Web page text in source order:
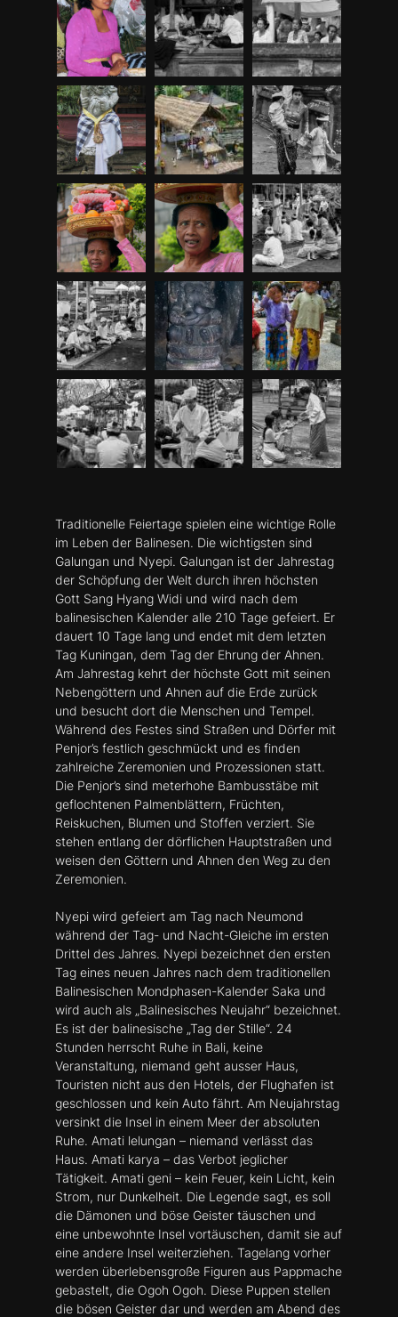
Traditionelle Feiertage spielen eine wichtige Rolle
im Leben der Balinesen. Die wichtigsten sind
Galungan und Nyepi. Galungan ist der Jahrestag
der Schöpfung der Welt durch ihren höchsten
Gott Sang Hyang Widi und wird nach dem
balinesischen Kalender alle 210 Tage gefeiert. Er
dauert 10 Tage lang und endet mit dem letzten
Tag Kuningan, dem Tag der Ehrung der Ahnen.
Am Jahrestag kehrt der höchste Gott mit seinen
Nebengöttern und Ahnen auf die Erde zurück
und besucht dort die Menschen und Tempel.
Während des Festes sind Straßen und Dörfer mit
Penjor’s festlich geschmückt und es finden
zahlreiche Zeremonien und Prozessionen statt.
Die Penjor’s sind meterhohe Bambusstäbe mit
geflochtenen Palmenblättern, Früchten,
Reiskuchen, Blumen und Stoffen verziert. Sie
stehen entlang der dörflichen Hauptstraßen und
weisen den Göttern und Ahnen den Weg zu den
Zeremonien.
Nyepi wird gefeiert am Tag nach Neumond
während der Tag- und Nacht-Gleiche im ersten
Drittel des Jahres. Nyepi bezeichnet den ersten
Tag eines neuen Jahres nach dem traditionellen
Balinesischen Mondphasen-Kalender Saka und
wird auch als „Balinesisches Neujahr“ bezeichnet.
Es ist der balinesische „Tag der Stille“. 24
Stunden herrscht Ruhe in Bali, keine
Veranstaltung, niemand geht ausser Haus,
Touristen nicht aus den Hotels, der Flughafen ist
geschlossen und kein Auto fährt. Am Neujahrstag
versinkt die Insel in einem Meer der absoluten
Ruhe. Amati lelungan – niemand verlässt das
Haus. Amati karya – das Verbot jeglicher
Tätigkeit. Amati geni – kein Feuer, kein Licht, kein
Strom, nur Dunkelheit. Die Legende sagt, es soll
die Dämonen und böse Geister täuschen und
eine unbewohnte Insel vortäuschen, damit sie auf
eine andere Insel weiterziehen. Tagelang vorher
werden überlebensgroße Figuren aus Pappmache
gebastelt, die Ogoh Ogoh. Diese Puppen stellen
die bösen Geister dar und werden am Abend des